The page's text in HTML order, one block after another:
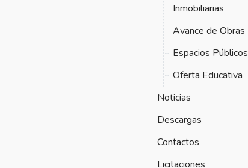
Inmobiliarias
Avance de Obras
Espacios Públicos
Oferta Educativa
Noticias
Descargas
Contactos
Licitaciones